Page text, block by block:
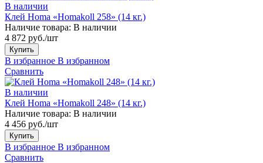
В наличии
Клей Homa «Homakoll 258» (14 кг.)
Наличие товара: В наличии
4 872 руб./шт
Купить
В избранное В избранном
Сравнить
В наличии
Клей Homa «Homakoll 248» (14 кг.)
Наличие товара: В наличии
4 456 руб./шт
Купить
В избранное В избранном
Сравнить